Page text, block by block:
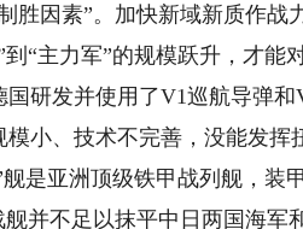
因素”。加快新域新质作战
“主力军”的规模跃升，才能
研发并使用了V1巡航导弹
小、技术不完善，没能发挥
是亚洲顶级铁甲战列舰，装
并不足以抹平中日两国海军